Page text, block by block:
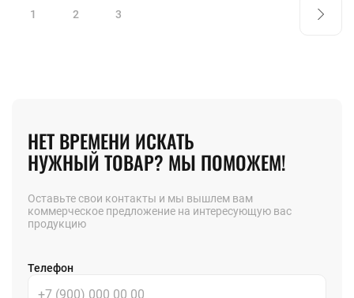
1 2 3
НЕТ ВРЕМЕНИ ИСКАТЬ
НУЖНЫЙ ТОВАР? МЫ ПОМОЖЕМ!
Оставьте свои контакты и мы вышлем вам
коммерческое предложение на интересующую вас
продукцию
Телефон